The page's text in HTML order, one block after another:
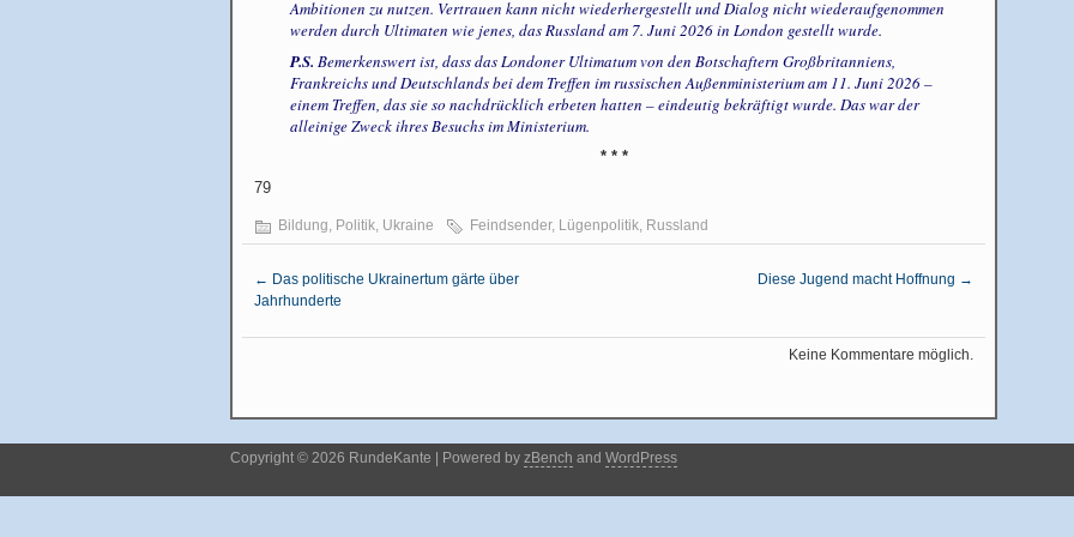
Ambitionen zu nutzen. Vertrauen kann nicht wiederhergestellt und Dialog nicht wiederaufgenommen
werden durch Ultimaten wie jenes, das Russland am 7. Juni 2026 in London gestellt wurde.
P.S. Bemerkenswert ist, dass das Londoner Ultimatum von den Botschaftern Großbritanniens,
Frankreichs und Deutschlands bei dem Treffen im russischen Außenministerium am 11. Juni 2026 –
einem Treffen, das sie so nachdrücklich erbeten hatten – eindeutig bekräftigt wurde. Das war der
alleinige Zweck ihres Besuchs im Ministerium.
* * *
79
Bildung, Politik, Ukraine Feindsender, Lügenpolitik, Russland
← Das politische Ukrainertum gärte über
Jahrhunderte
Diese Jugend macht Hoffnung →
Keine Kommentare möglich.
Copyright © 2026 RundeKante | Powered by zBench and WordPress